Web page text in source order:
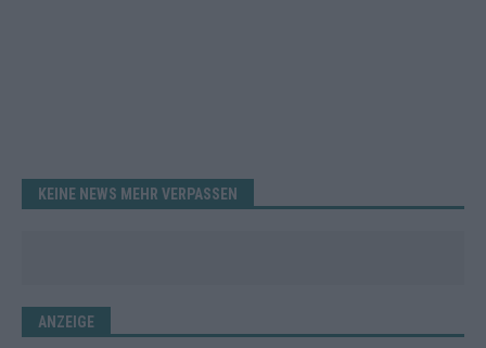
KEINE NEWS MEHR VERPASSEN
ANZEIGE